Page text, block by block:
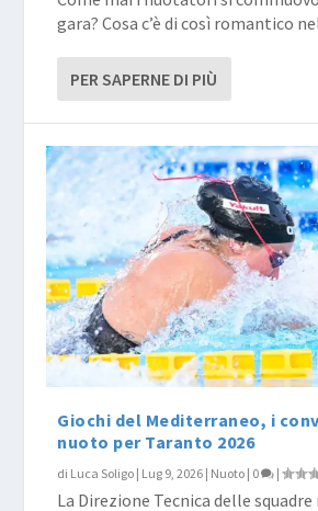
gara? Cosa c’è di così romantico
PER SAPERNE DI PIÙ
Giochi del Mediterraneo, i
nuoto per Taranto 2026
di Luca Soligo | Lug 9, 2026 | Nuoto | 0 |
La Direzione Tecnica delle